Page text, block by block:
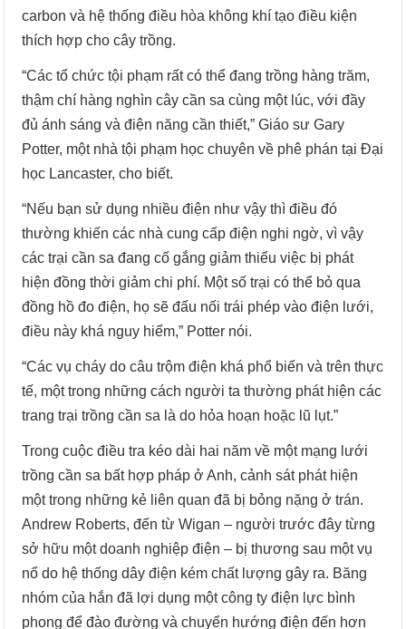
carbon và hệ thống điều hòa không khí tạo điều kiện
thích hợp cho cây trồng.
“Các tổ chức tội phạm rất có thể đang trồng hàng trăm,
thậm chí hàng nghìn cây cần sa cùng một lúc, với đầy
đủ ánh sáng và điện năng cần thiết,” Giáo sư Gary
Potter, một nhà tội phạm học chuyên về phê phán tại Đại
học Lancaster, cho biết.
“Nếu bạn sử dụng nhiều điện như vậy thì điều đó
thường khiến các nhà cung cấp điện nghi ngờ, vì vậy
các trại cần sa đang cố gắng giảm thiểu việc bị phát
hiện đồng thời giảm chi phí. Một số trại có thể bỏ qua
đồng hồ đo điện, họ sẽ đấu nối trái phép vào điện lưới,
điều này khá nguy hiểm,” Potter nói.
“Các vụ cháy do câu trộm điện khá phổ biến và trên thực
tế, một trong những cách người ta thường phát hiện các
trang trại trồng cần sa là do hỏa hoạn hoặc lũ lụt.”
Trong cuộc điều tra kéo dài hai năm về một mạng lưới
trồng cần sa bất hợp pháp ở Anh, cảnh sát phát hiện
một trong những kẻ liên quan đã bị bỏng nặng ở trán.
Andrew Roberts, đến từ Wigan – người trước đây từng
sở hữu một doanh nghiệp điện – bị thương sau một vụ
nổ do hệ thống dây điện kém chất lượng gây ra. Băng
nhóm của hắn đã lợi dụng một công ty điện lực bình
phong để đào đường và chuyển hướng điện đến hơn